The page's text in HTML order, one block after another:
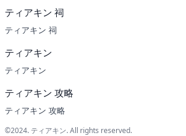
ティアキン 祠
ティアキン 祠
ティアキン
ティアキン
ティアキン 攻略
ティアキン 攻略
©2024. ティアキン. All rights reserved.